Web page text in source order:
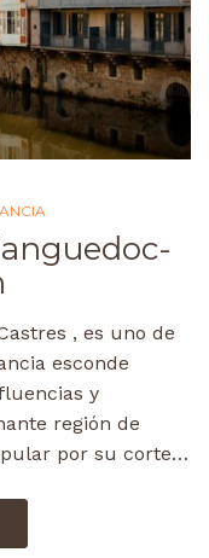
, es uno de
esconde
y
región de
por su corte…